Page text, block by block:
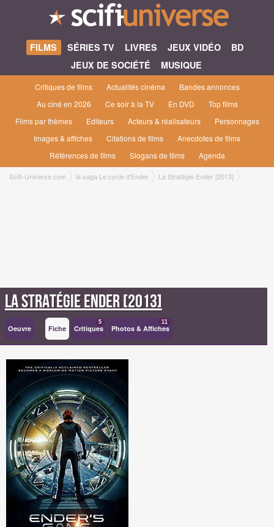
FILMS SÉRIES TV LIVRES JEUX VIDÉO
BD
JEUX DE SOCIÉTÉ
MUSIQUE
Critiques de films Actualités cinéma
Bandes annonces
Au ciné en 2026
Ce soir à la TV En DVD
Top films
Films par thèmes
Editeurs Acteurs & réalisateurs
Personnages
Images & affiches
Citations de films
Anecdotes de films
Références de films
Slogans de films Agenda
Scifi-Universe.com la saga Le cycle d'Ender La Stratégie Ender [2013]
La Stratégie Ender [2013]
Oeuvre Fiche Critiques
5
Photos & Affiches
11